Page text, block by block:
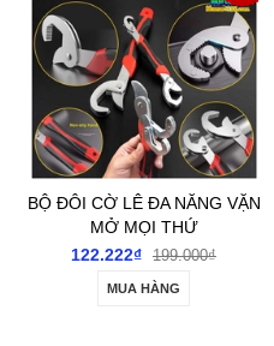
BỘ ĐÔI CỜ LÊ ĐA NĂNG VẶN
MỞ MỌI THỨ
122.222₫ 199.000₫
MUA HÀNG